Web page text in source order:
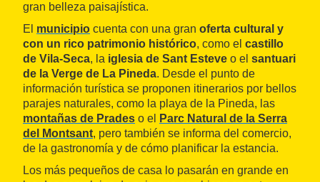
gran belleza paisajística.
El municipio cuenta con una gran oferta cultural y
con un rico patrimonio histórico, como el castillo
de Vila-Seca, la iglesia de Sant Esteve o el santuari
de la Verge de La Pineda. Desde el punto de
información turística se proponen itinerarios por bellos
parajes naturales, como la playa de la Pineda, las
montañas de Prades o el
Parc Natural de la Serra
del Montsant, pero también se informa del comercio,
de la gastronomía y de cómo planificar la estancia.
Los más pequeños de casa lo pasarán en grande en